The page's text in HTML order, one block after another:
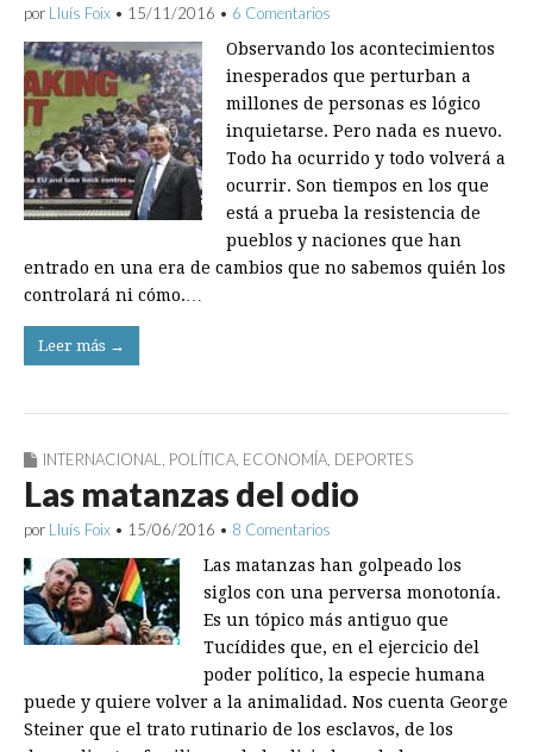
por Lluís Foix • 15/11/2016 • 6 Comentarios
Observando los acontecimientos
inesperados que perturban a
millones de personas es lógico
inquietarse. Pero nada es nuevo.
Todo ha ocurrido y todo volverá a
ocurrir. Son tiempos en los que
está a prueba la resistencia de
pueblos y naciones que han
entrado en una era de cambios que no sabemos quién los
controlará ni cómo.…
Leer más →
INTERNACIONAL POLÍTICA ECONOMÍA DEPORTES
Las matanzas del odio
por Lluís Foix • 15/06/2016 • 8 Comentarios
Las matanzas han golpeado los
siglos con una perversa monotonía.
Es un tópico más antiguo que
Tucídides que, en el ejercicio del
poder político, la especie humana
puede y quiere volver a la animalidad. Nos cuenta George
Steiner que el trato rutinario de los esclavos, de los